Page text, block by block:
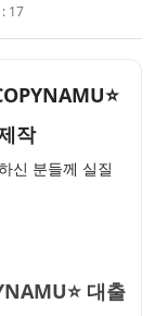
17
작
신 분들께 실질
대출